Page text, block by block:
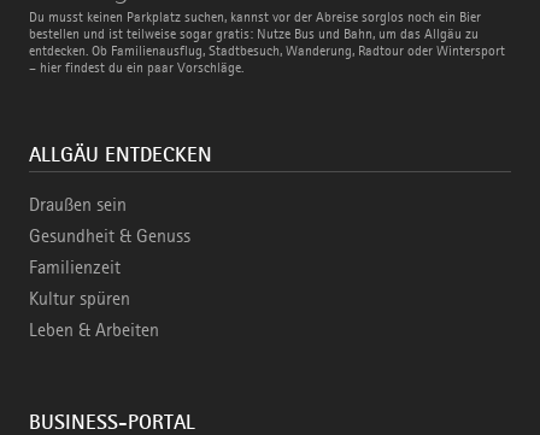
Du musst keinen Parkplatz suchen, kannst vor der Abreise sorglos noch ein Bier
bestellen und ist teilweise sogar gratis: Nutze Bus und Bahn, um das Allgäu zu
entdecken. Ob Familienausflug, Stadtbesuch, Wanderung, Radtour oder Wintersport
– hier findest du ein paar Vorschläge.
Bus
und
Bahn
ALLGÄU ENTDECKEN
Draußen sein
Gesundheit & Genuss
Familienzeit
Kultur spüren
Leben & Arbeiten
BUSINESS-PORTAL